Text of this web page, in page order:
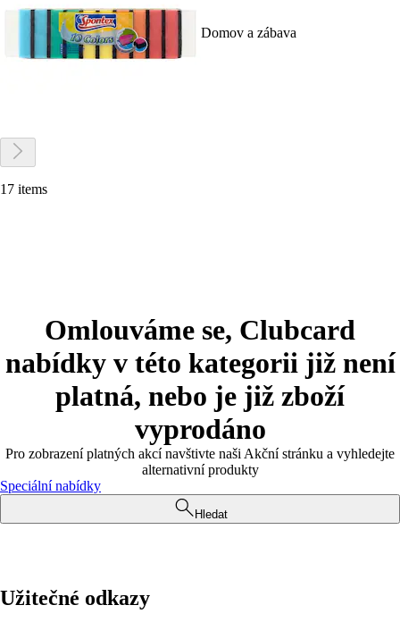
Domov a zábava
17 items
Omlouváme se, Clubcard
nabídky v této kategorii již není
platná, nebo je již zboží
vyprodáno
Pro zobrazení platných akcí navštivte naši Akční stránku a vyhledejte
alternativní produkty
Speciální nabídky
Hledat
Užitečné odkazy